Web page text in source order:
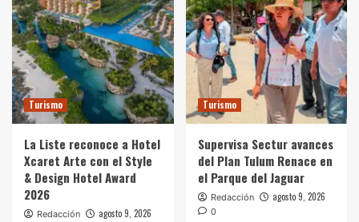
Turismo
La Liste reconoce a Hotel
Xcaret Arte con el Style
& Design Hotel Award
2026
Redacción agosto 9, 2026
Turismo
Supervisa Sectur avances
del Plan Tulum Renace en
el Parque del Jaguar
Redacción agosto 9, 2026
0